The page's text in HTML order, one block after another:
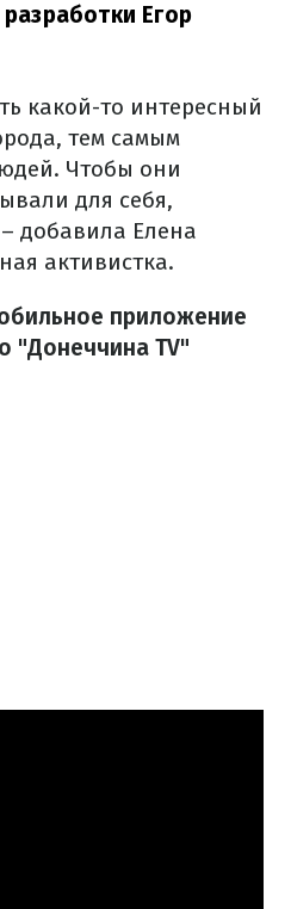
Егор
какой-то интересный
тем самым
Чтобы они
для себя,
добавила Елена
активистка.
приложение
"Донеччина TV"